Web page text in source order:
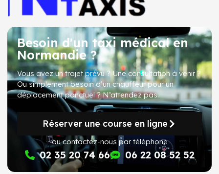
Besoin d'un taxi médical en
Normandie ?
Vous avez un trajet prévu ? Une consultation à venir ?
Ou simplement besoin d’un chauffeur pour un
déplacement ponctuel ?N’attendez pas.
Réserver une course en ligne
ou contactez-nous par téléphone
02 35 20 74 66 06 22 08 52 52